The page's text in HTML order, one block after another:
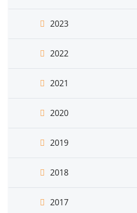
2023
2022
2021
2020
2019
2018
2017